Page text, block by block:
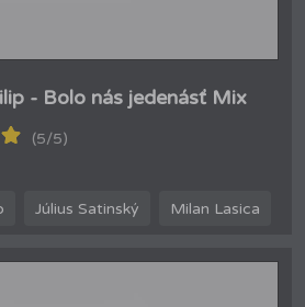
- Bolo nás jedenásť Mix
(5/5)
Július Satinský Milan Lasica